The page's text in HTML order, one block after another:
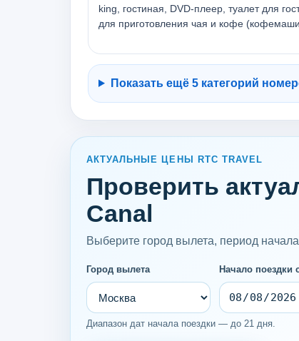
king, гостиная, DVD-плеер, туалет для
для приготовления чая и кофе
Показать ещё 5 категорий
АКТУАЛЬНЫЕ ЦЕНЫ RTC TRAVEL
Проверить
Canal
Выберите город вылета, период
Город вылета Начало поездки
Диапазон дат начала поездки — до 21 дня.